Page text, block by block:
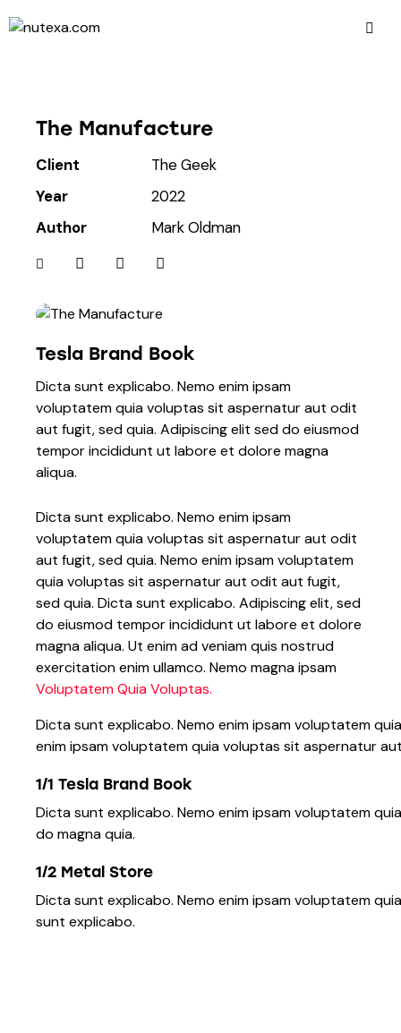
The Manufacture
Client
The Geek
Year
2022
Author
Mark Oldman
Tesla Brand Book
Dicta sunt explicabo. Nemo enim ipsam
voluptatem quia voluptas sit aspernatur aut odit
aut fugit, sed quia. Adipiscing elit sed do eiusmod
tempor incididunt ut labore et dolore magna
aliqua.
Dicta sunt explicabo. Nemo enim ipsam
voluptatem quia voluptas sit aspernatur aut odit
aut fugit, sed quia. Nemo enim ipsam voluptatem
quia voluptas sit aspernatur aut odit aut fugit,
sed quia. Dicta sunt explicabo. Adipiscing elit, sed
do eiusmod tempor incididunt ut labore et dolore
magna aliqua. Ut enim ad veniam quis nostrud
exercitation enim ullamco. Nemo magna ipsam
Voluptatem Quia Voluptas.
Dicta sunt explicabo. Nemo enim ipsam voluptatem
enim ipsam voluptatem quia voluptas sit aspernatur
1/1 Tesla Brand Book
Dicta sunt explicabo. Nemo enim ipsam voluptatem
do magna quia.
1/2 Metal Store
Dicta sunt explicabo. Nemo enim ipsam voluptatem
sunt explicabo.